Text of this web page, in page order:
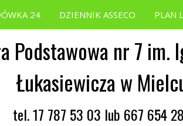
24 DZIENNIK ASSECO PLAN
Podstawowa nr 7 im.
Łukasiewicza w
tel. 17 787 53 03 lub 667 654